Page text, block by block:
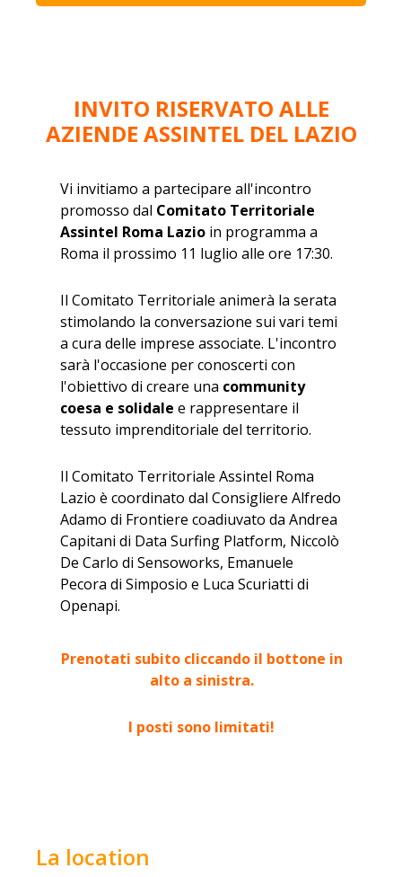
INVITO RISERVATO ALLE
AZIENDE ASSINTEL DEL LAZIO
Vi invitiamo a partecipare all'incontro
promosso dal Comitato Territoriale
Assintel Roma Lazioin programma a
Roma il prossimo 11 luglio alle ore 17:30.
Il Comitato Territoriale animerà la serata
stimolando la conversazione sui vari temi
a cura delle imprese associate. L'incontro
sarà l'occasione per conoscerti con
l'obiettivo di creare una community
coesa e solidale e rappresentare il
tessuto imprenditoriale del territorio.
Il Comitato Territoriale Assintel Roma
Lazio è coordinato dal Consigliere Alfredo
Adamo di Frontiere coadiuvato da Andrea
Capitani di Data Surfing Platform, Niccolò
De Carlo di Sensoworks, Emanuele
Pecora di Simposio e Luca Scuriatti di
Openapi.
Prenotati subito cliccando il bottone in
alto a sinistra.
I posti sono limitati!
La location